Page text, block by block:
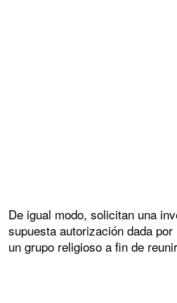
De igual modo, solicitan una
supuesta autorización dada
un grupo religioso a fin de